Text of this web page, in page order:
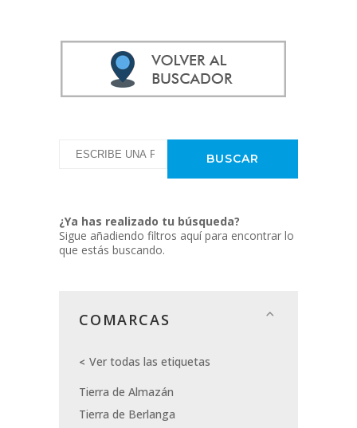
¿Ya has realizado tu búsqueda?
Sigue añadiendo filtros aquí para encontrar lo
que estás buscando.
COMARCAS
Ver todas las etiquetas
Tierra de Almazán
Tierra de Berlanga